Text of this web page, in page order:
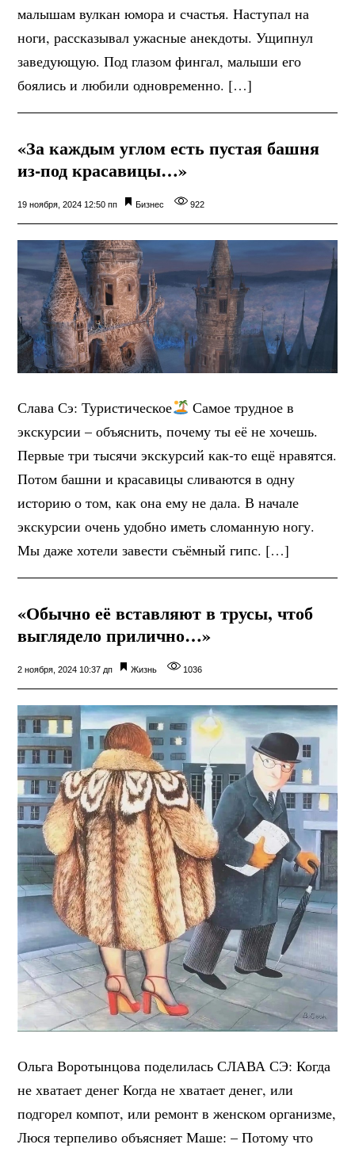
малышам вулкан юмора и счастья. Наступал на
ноги, рассказывал ужасные анекдоты. Ущипнул
заведующую. Под глазом фингал, малыши его
боялись и любили одновременно. […]
«За каждым углом есть пустая башня
из-под красавицы…»
19 ноября, 2024 12:50 пп Бизнес 922
Слава Сэ: Туристическое
Самое трудное в
экскурсии – объяснить, почему ты её не хочешь.
Первые три тысячи экскурсий как-то ещё нравятся.
Потом башни и красавицы сливаются в одну
историю о том, как она ему не дала. В начале
экскурсии очень удобно иметь сломанную ногу.
Мы даже хотели завести съёмный гипс. […]
«Обычно её вставляют в трусы, чтоб
выглядело прилично…»
2 ноября, 2024 10:37 дп Жизнь 1036
Ольга Воротынцова поделилась СЛАВА СЭ: Когда
не хватает денег Когда не хватает денег, или
подгорел компот, или ремонт в женском организме,
Люся терпеливо объясняет Маше: – Потому что